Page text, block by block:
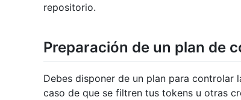
repositorio.
Preparación de un plan de
Debes disponer de un plan para controlar
caso de que se filtren tus tokens u otras